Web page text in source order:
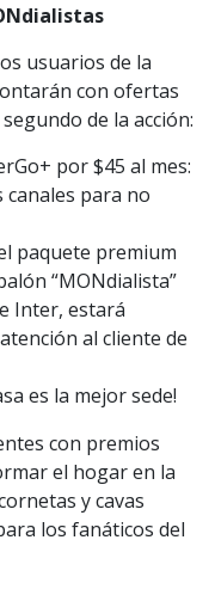
usuarios de la
con ofertas
de la acción:
por $45 al mes:
canales para no
paquete premium
“MONdialista”
Inter, estará
al cliente de
es la mejor sede!
con premios
el hogar en la
y cavas
los fanáticos del